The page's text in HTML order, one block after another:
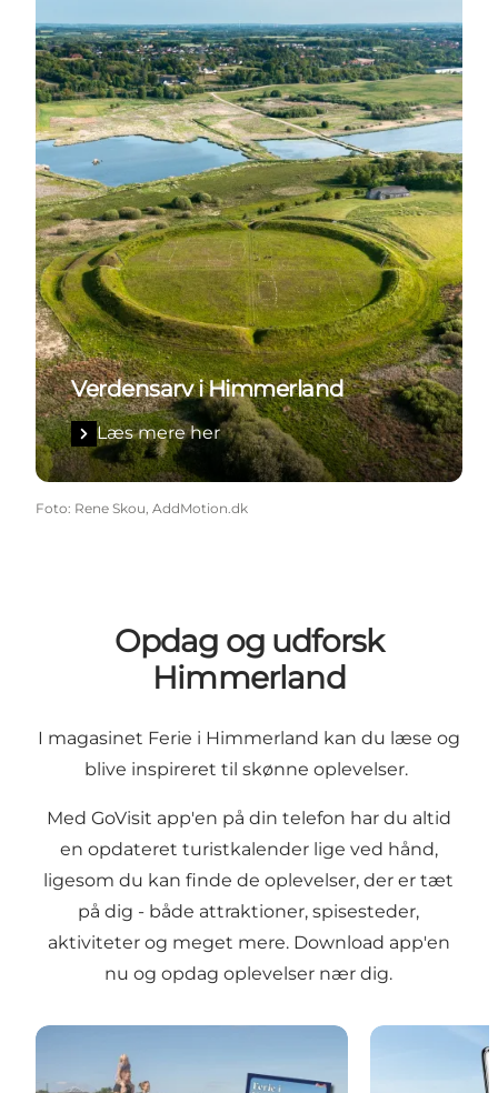
Verdensarv i Himmerland
Læs mere her
Foto: Rene Skou, AddMotion.dk
Opdag og udforsk
Himmerland
I magasinet Ferie i Himmerland kan du læse og
blive inspireret til skønne oplevelser.
Med GoVisit app'en på din telefon har du altid
en opdateret turistkalender lige ved hånd,
ligesom du kan finde de oplevelser, der er tæt
på dig - både attraktioner, spisesteder,
aktiviteter og meget mere. Download app'en
nu og opdag oplevelser nær dig.
Læs magasinet FERIE I HIMMERLANDGoVisit - en